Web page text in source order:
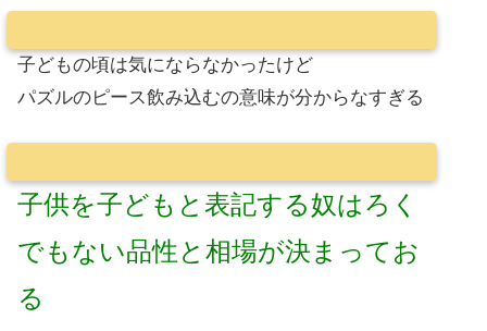
子どもの頃は気にならなかったけど
パズルのピース飲み込むの意味が分からなすぎる
子供を子どもと表記する奴はろく
でもない品性と相場が決まってお
る